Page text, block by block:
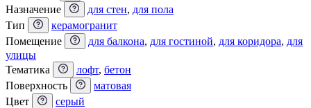
Назначение
для стен, для пола
Тип
керамогранит
Помещение
для балкона, для гостиной, для коридора, для
улицы
Тематика
лофт, бетон
Поверхность
матовая
Цвет
серый